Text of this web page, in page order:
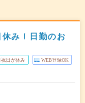
み！日勤のお
祝日が休み WEB登録OK